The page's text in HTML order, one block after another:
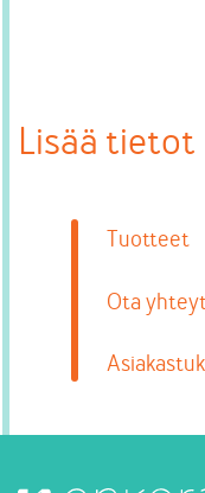
Lisää tietot
Tuotteet
Ota